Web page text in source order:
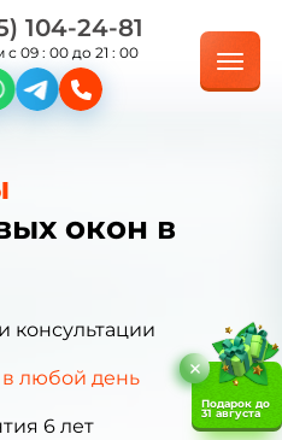
104-24-81
с 09 : 00 до 21 : 00
окон в
консультации
в любой день
6 лет
Подарок до
31 августа